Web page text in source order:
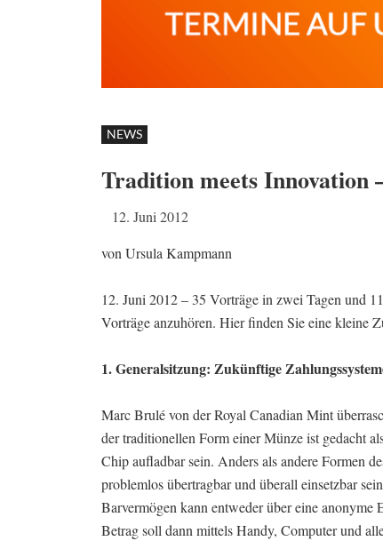
NEWS
Tradition meets Innovation
12. Juni 2012
von Ursula Kampmann
12. Juni 2012 – 35 Vorträge in zwei Tagen und
Vorträge anzuhören. Hier finden Sie eine kleine
1. Generalsitzung: Zukünftige
Marc Brulé von der Royal Canadian Mint
der traditionellen Form einer Münze ist gedacht
Chip aufladbar sein. Anders als andere Formen
problemlos übertragbar und überall einsetzbar
Barvermögen kann entweder über eine
Betrag soll dann mittels Handy, Computer und